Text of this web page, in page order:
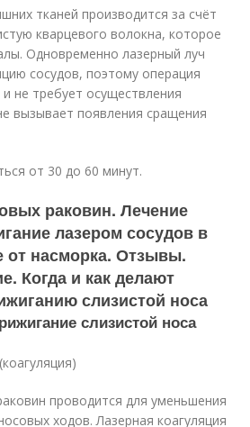
тканей производится за счёт
кварцевого волокна, которое
Одновременно лазерный луч
сосудов, поэтому операция
не требует осуществления
вызывает появления сращения
от 30 до 60 минут.
раковин. Лечение
лазером сосудов в
от насморка. Отзывы.
Когда и как делают
слизистой носа
слизистой носа
проводится для уменьшения
ходов. Лазерная коагуляция